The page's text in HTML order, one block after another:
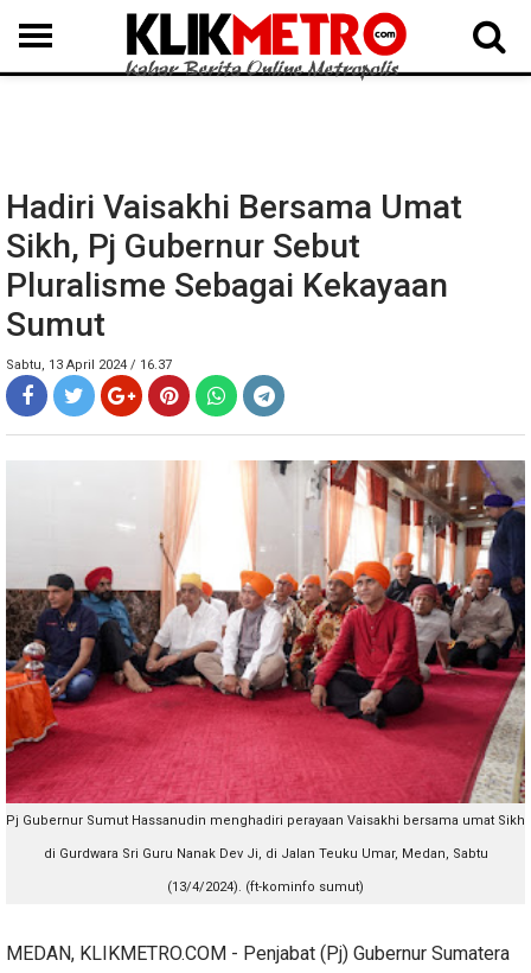
MEDAN LANGKAT DAIRI SAMOSIR TAPUT BATUBARA DELISERDANG
Hadiri Vaisakhi Bersama Umat
Sikh, Pj Gubernur Sebut
Pluralisme Sebagai Kekayaan
Sumut
Sabtu, 13 April 2024 / 16.37
Pj Gubernur Sumut Hassanudin menghadiri perayaan Vaisakhi bersama umat Sikh
di Gurdwara Sri Guru Nanak Dev Ji, di Jalan Teuku Umar, Medan, Sabtu
(13/4/2024). (ft-kominfo sumut)
MEDAN, KLIKMETRO.COM - Penjabat (Pj) Gubernur Sumatera